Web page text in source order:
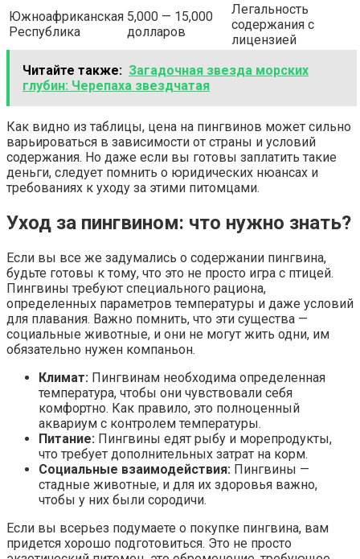
Южноафриканская
Республика
5,000 — 15,000
долларов
Легальность
содержания с
лицензией
Читайте также: Загадочная звезда морских
глубин: Черепаха звездчатая
Как видно из таблицы, цена на пингвинов может сильно
варьироваться в зависимости от страны и условий
содержания. Но даже если вы готовы заплатить такие
деньги, следует помнить о юридических нюансах и
требованиях к уходу за этими питомцами.
Уход за пингвином: что нужно знать?
Если вы все же задумались о содержании пингвина,
будьте готовы к тому, что это не просто игра с птицей.
Пингвины требуют специального рациона,
определенных параметров температуры и даже условий
для плавания. Важно помнить, что эти существа —
социальные животные, и они не могут жить одни, им
обязательно нужен компаньон.
Климат: Пингвинам необходима определенная
температура, чтобы они чувствовали себя
комфортно. Как правило, это полноценный
аквариум с контролем температуры.
Питание: Пингвины едят рыбу и морепродукты,
что требует дополнительных затрат на корм.
Социальные взаимодействия: Пингвины —
стадные животные, и для их здоровья важно,
чтобы у них были сородичи.
Если вы всерьез подумаете о покупке пингвина, вам
придется хорошо подготовиться. Это не просто